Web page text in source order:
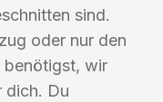
sind.
oder nur den
benötigst, wir
dich. Du